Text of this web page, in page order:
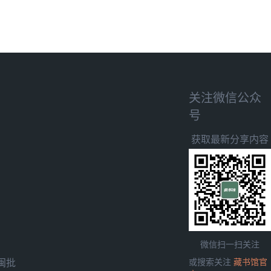
批
关注微信公众
号
获取最新分享内容
微信扫一扫关注
或搜索关注 藏书馆官